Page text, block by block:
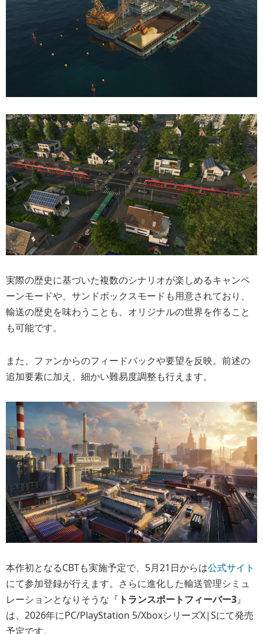
実際の歴史に基づいた複数のシナリオが楽しめるキャンペ
ーンモードや、サンドボックスモードも用意されており、
輸送の歴史を味わうことも、オリジナルの世界を作ること
も可能です。
また、ファンからのフィードバックや要望を反映。前述の
追加要素に加え、細かい難易度調整も行えます。
本作初となるCBTも実施予定で、5月21日からは公式サイト
にて参加登録が行えます。さらに進化した輸送管理シミュ
レーションとなりそうな『 トランスポートフィーバー3』
は、2026年にPC/PlayStation 5/XboxシリーズX|Sにて発売
予定です。